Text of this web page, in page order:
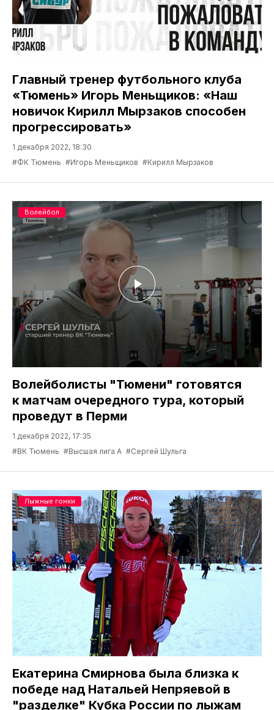
Главный тренер футбольного клуба
«Тюмень» Игорь Меньщиков: «Наш
новичок Кирилл Мырзаков способен
прогрессировать»
1 декабря 2022, 18:30
#ФК Тюмень #Игорь Меньщиков #Кирилл Мырзаков
Волейболисты "Тюмени" готовятся
к матчам очередного тура, который
проведут в Перми
1 декабря 2022, 17:35
#ВК Тюмень #Высшая лига А #Сергей Шульга
Волейбол
Екатерина Смирнова была близка к
победе над Натальей Непряевой в
"разделке" Кубка России по лыжам
Лыжные гонки